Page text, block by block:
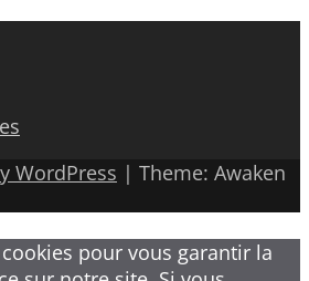
WordPress | Theme: Awaken
pour vous garantir la